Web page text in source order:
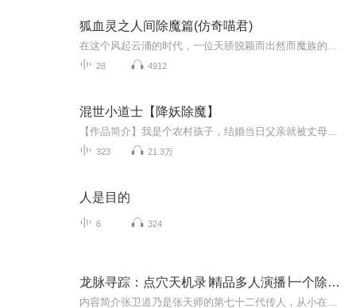
狐血灵之人间除魔篇(仿奇喵君)
28 4912
混世小道士【降妖除魔】
323 21.3万
人是目的
6 324
龙脉寻踪：点穴天机录∣精品多人演播∣一个除魔卫道的传奇∣降妖除魔